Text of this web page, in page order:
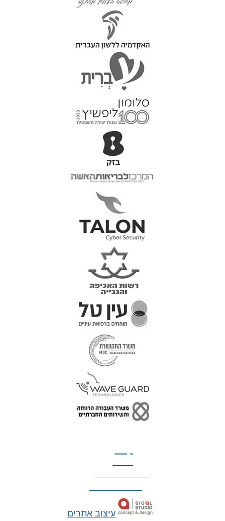
עיצוב אתרים